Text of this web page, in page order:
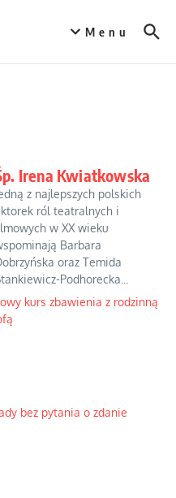
Menu
Irena Kwiatkowska
z najlepszych polskich
ról teatralnych i
w XX wieku
Barbara
oraz Temida
Podhorecka...
kurs zbawienia z rodzinną
bez pytania o zdanie